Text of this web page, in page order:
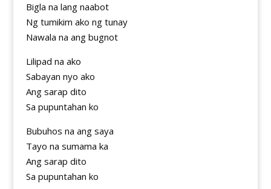
Bigla na lang naabot
Ng tumikim ako ng tunay
Nawala na ang bugnot
Lilipad na ako
Sabayan nyo ako
Ang sarap dito
Sa pupuntahan ko
Bubuhos na ang saya
Tayo na sumama ka
Ang sarap dito
Sa pupuntahan ko